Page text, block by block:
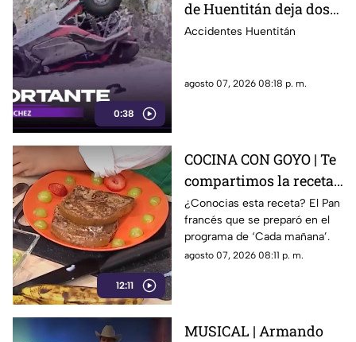
0:38
de Huentitán deja dos
personas heridas
Accidentes Huentitán
agosto 07, 2026 08:18 p. m.
12:11
COCINA CON GOYO | Te
compartimos la receta
de un delicioso pan
francés
¿Conocias esta receta? El Pan
francés que se preparó en el
programa de ‘Cada mañana’.
agosto 07, 2026 08:11 p. m.
MUSICAL | Armando